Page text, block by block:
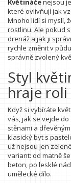
Květináčenejsou
které ovlivňují jak
Mnoho lidí si myslí,
rostlinu. Ale pokud
drenáž a jak ji
rychle změnit v
správně zvolený
Styl
hraje roli
Když si vybíráte
vás, jak se vejde
stěnami a
klasický byt s
už nejsou jen
variant: od matně
beton, po lesklé
umělecké dílo.